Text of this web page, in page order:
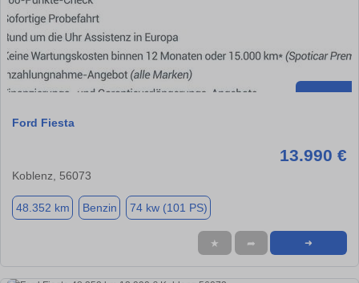
Ford Fiesta
13.990 €
Koblenz, 56073
48.352 km Benzin 74 kw (101 PS)
★ ➦ ➜